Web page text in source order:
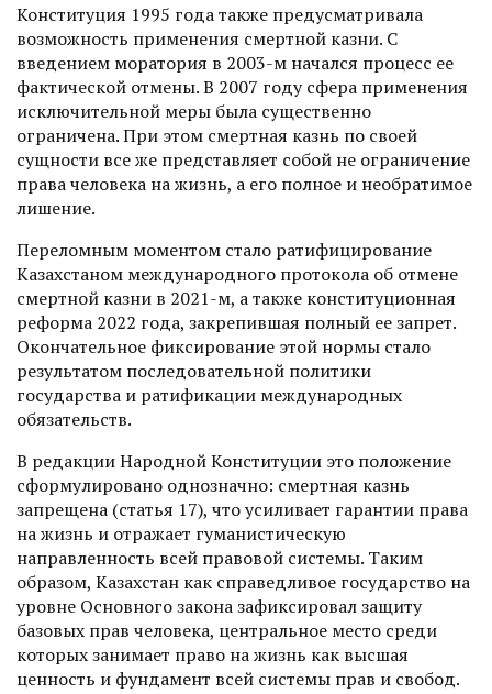
Конституция 1995 года также предусматривала
возможность применения смертной казни. С
введением моратория в 2003-м начался процесс ее
фактической отмены. В 2007 году сфера применения
исключительной меры была существенно
ограничена. При этом смертная казнь по своей
сущности все же представляет собой не ограничение
права человека на жизнь, а его полное и необратимое
лишение.
Переломным моментом стало ратифицирование
Казахстаном международного протокола об отмене
смертной казни в 2021-м, а также конституционная
реформа 2022 года, закрепившая полный ее запрет.
Окончательное фиксирование этой нормы стало
результатом последовательной политики
государства и ратификации международных
обязательств.
В редакции Народной Конституции это положение
сформулировано однозначно: смертная казнь
запрещена (статья 17), что усиливает гарантии права
на жизнь и отражает гуманистическую
направленность всей правовой системы. Таким
образом, Казахстан как справедливое государство на
уровне Основного закона зафиксировал защиту
базовых прав человека, центральное место среди
которых занимает право на жизнь как высшая
ценность и фундамент всей системы прав и свобод.